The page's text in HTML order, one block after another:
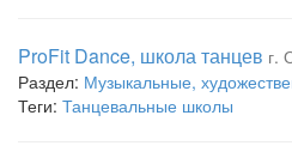
ProFit Dance, школа танцев г.
Раздел: Музыкальные,
Теги: Танцевальные школы